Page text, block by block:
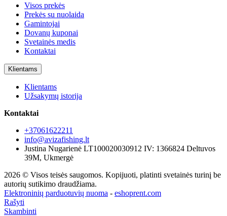
Visos prekės
Prekės su nuolaida
Gamintojai
Dovanų kuponai
Svetainės medis
Kontaktai
Klientams
Klientams
Užsakymų istorija
Kontaktai
+37061622211
info@avizafishing.lt
Justina Nugarienė LT100020030912 IV: 1366824 Deltuvos
39M, Ukmergė
2026 © Visos teisės saugomos. Kopijuoti, platinti svetainės turinį be
autorių sutikimo draudžiama.
Elektroninių parduotuvių nuoma - eshoprent.com
Rašyti
Skambinti